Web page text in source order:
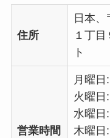
住所
日本、
１丁
ト
営業時間
月曜
火曜日
水曜日
木曜日